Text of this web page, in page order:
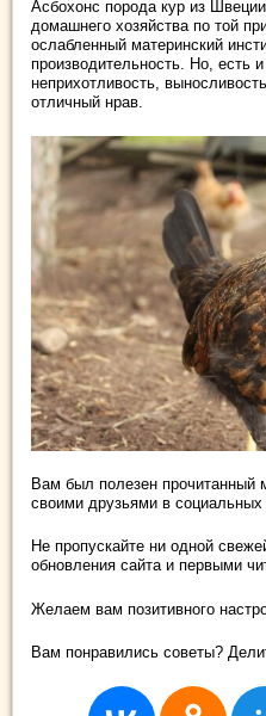
Асбохонс порода кур из
домашнего хозяйства по той
ослабленный материнский
производительность. Но, есть
неприхотливость,
отличный нрав.
Вам был полезен прочитанный
своими друзьями в социальных
Не пропускайте ни одной
обновления сайта и первыми
Желаем вам позитивного
Вам понравились советы?